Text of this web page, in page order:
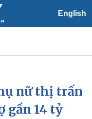
English
24h
báo thời tiết
nữ thị trấn
gần 14 tỷ